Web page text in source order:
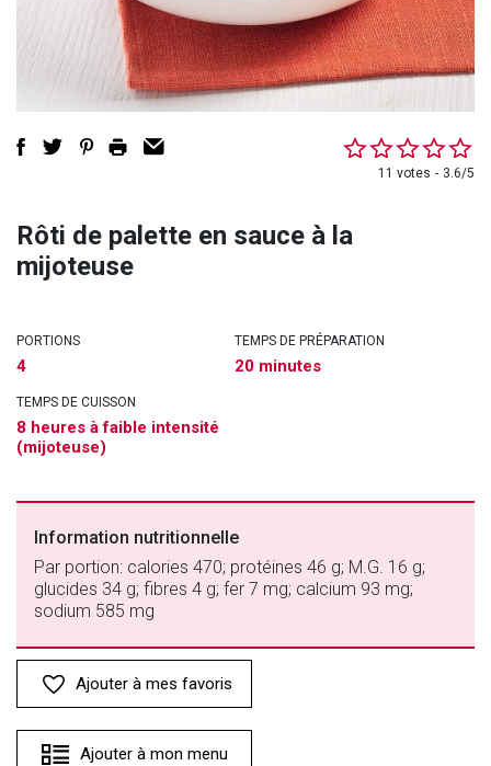
11 votes 3.6/5
Rôti de palette en sauce à la
mijoteuse
PORTIONS
4
TEMPS DE PRÉPARATION
20 minutes
TEMPS DE CUISSON
8 heures à faible intensité
(mijoteuse)
Information nutritionnelle
Par portion: calories 470; protéines 46 g; M.G. 16 g;
glucides 34 g; fibres 4 g; fer 7 mg; calcium 93 mg;
sodium 585 mg
Ajouter à mes favoris
Ajouter à mon menu